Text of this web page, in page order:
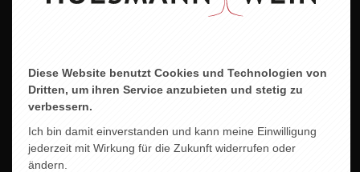
Diese Website benutzt Cookies und Technologien von
Dritten, um ihren Service anzubieten und stetig zu
verbessern.
Ich bin damit einverstanden und kann meine Einwilligung
jederzeit mit Wirkung für die Zukunft widerrufen oder
ändern.